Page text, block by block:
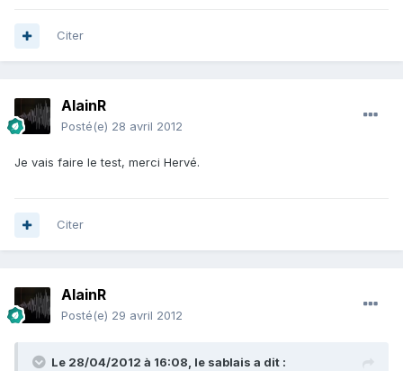
Citer
AlainR
Posté(e) 28 avril 2012
Je vais faire le test, merci Hervé.
Citer
AlainR
Posté(e) 29 avril 2012
Le 28/04/2012 à 16:08, le sablais a dit :